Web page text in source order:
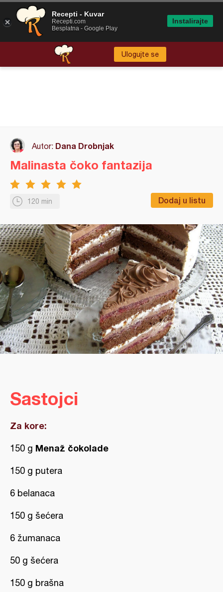
Ulogujte se
Autor: Dana Drobnjak
120 min Dodaj u listu
Malinasta čoko fantazija
Sastojci
Za kore:
150 g Menaž čokolade
150 g putera
6 belanaca
150 g šećera
6 žumanaca
50 g šećera
150 g brašna
Recepti - Kuvar
Recepti.com
Besplatna - Google Play
Instalirajte